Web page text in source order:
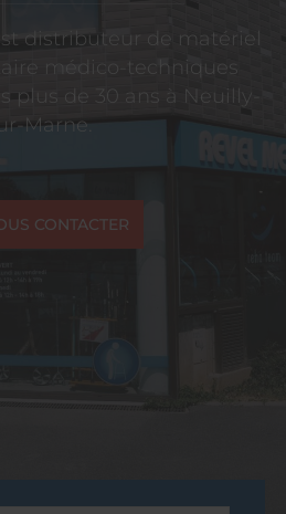
distributeur de matériel
médico-techniques
plus de 30 ans à Neuilly-
Marne.
CONTACTER